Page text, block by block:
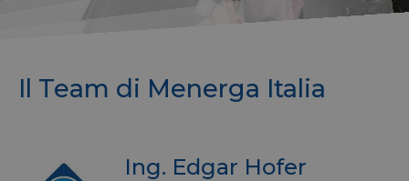
Il Team di Menerga Italia
Ing. Edgar Hofer